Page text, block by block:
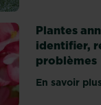
Plantes
identifier,
problèmes
En savoir plus
sur